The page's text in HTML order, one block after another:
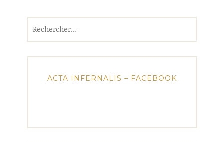
ACTA INFERNALIS – FACEBOOK